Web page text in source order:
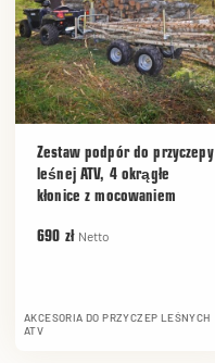
Zestaw podpór do przyczepy
leśnej ATV, 4 okrągłe
kłonice z mocowaniem
690 zł Netto
AKCESORIA DO PRZYCZEP LEŚNYCH
ATV